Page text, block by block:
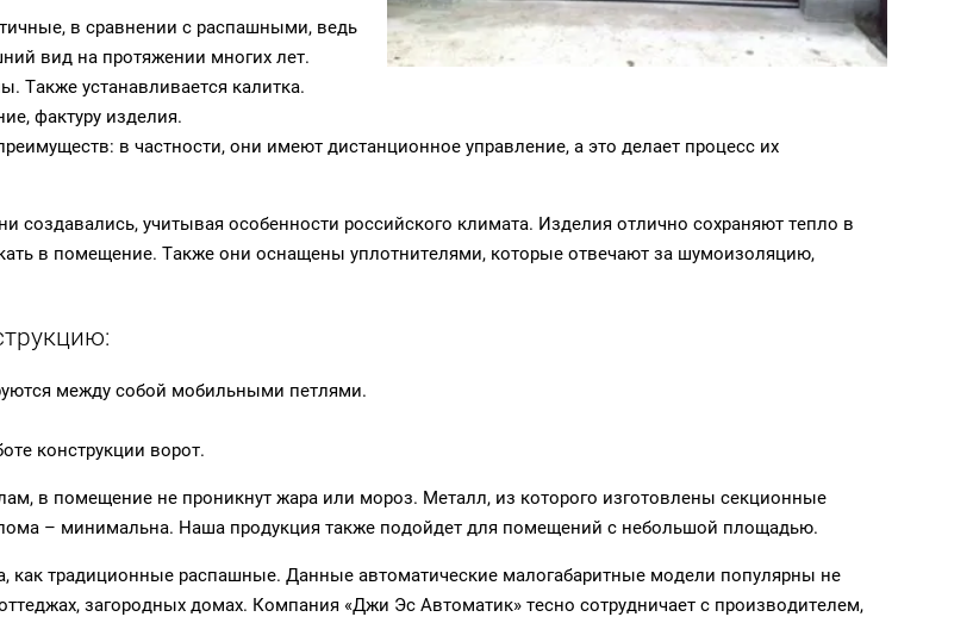
в сравнении с распашными, ведь
вид на протяжении многих лет.
Также устанавливается калитка.
фактуру изделия.
в частности, они имеют дистанционное управление, а это делает процесс их
учитывая особенности российского климата. Изделия отлично сохраняют тепло в
в помещение. Также они оснащены уплотнителями, которые отвечают за шумоизоляцию,
между собой мобильными петлями.
конструкции ворот.
в помещение не проникнут жара или мороз. Металл, из которого изготовлены секционные
– минимальна. Наша продукция также подойдет для помещений с небольшой площадью.
как традиционные распашные. Данные автоматические малогабаритные модели популярны не
загородных домах. Компания «Джи Эс Автоматик» тесно сотрудничает с производителем,